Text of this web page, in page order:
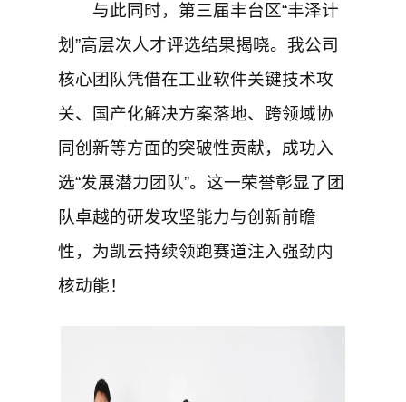
与此同时，第三届丰台区“丰泽计
划”高层次人才评选结果揭晓。我公司
核心团队凭借在工业软件关键技术攻
关、国产化解决方案落地、跨领域协
同创新等方面的突破性贡献，成功入
选“发展潜力团队”。这一荣誉彰显了团
队卓越的研发攻坚能力与创新前瞻
性，为凯云持续领跑赛道注入强劲内
核动能！